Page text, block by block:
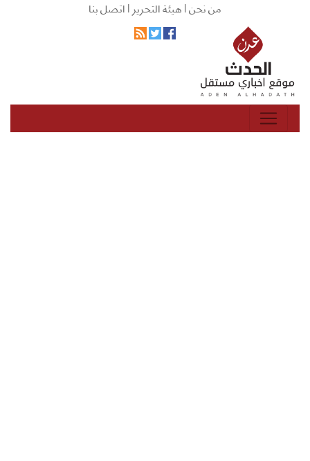
من نحن |هيئة التحرير |اتصل بنا